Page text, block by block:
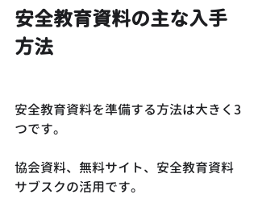
安全教育資料の主な入手
方法
安全教育資料を準備する方法は大きく3
つです。
協会資料、無料サイト、安全教育資料
サブスクの活用です。